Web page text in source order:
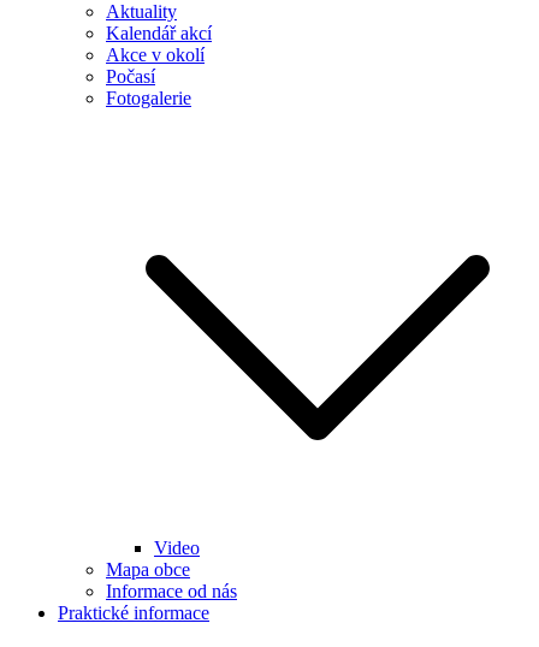
Aktuality
Kalendář akcí
Akce v okolí
Počasí
Fotogalerie
Video
Mapa obce
Informace od nás
Praktické informace